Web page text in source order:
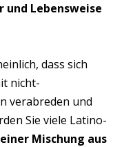
Lebensweise
dass sich
nicht-
verabreden und
Sie viele Latino-
Mischung aus